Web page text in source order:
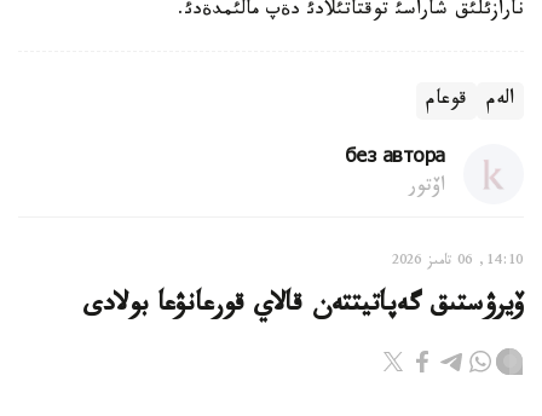
نارازئلئق شاراسئ توقتاتئلادئ دةپ مالئمدةدئ.
الەم قوعام
без автора
اۆتور
14:10, 06 تامىز 2026
ۆيرۋستىق گەپاتيتتەن قالاي قورعانۋعا بولادى